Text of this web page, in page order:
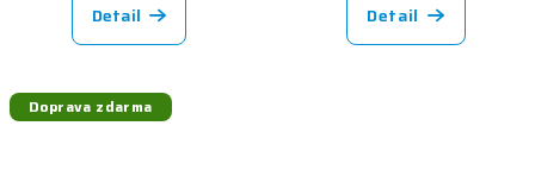
Detail Detail
Doprava zdarma